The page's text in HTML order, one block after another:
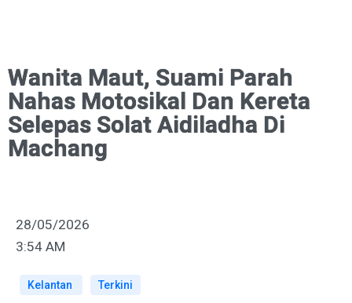
Wanita Maut, Suami Parah
Nahas Motosikal Dan Kereta
Selepas Solat Aidiladha Di
Machang
28/05/2026
3:54 AM
Kelantan Terkini